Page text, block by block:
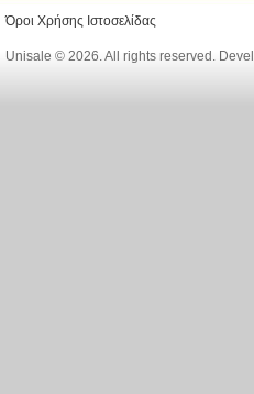
Όροι Χρήσης Ιστοσελίδας
Unisale © 2026. All rights reserved.